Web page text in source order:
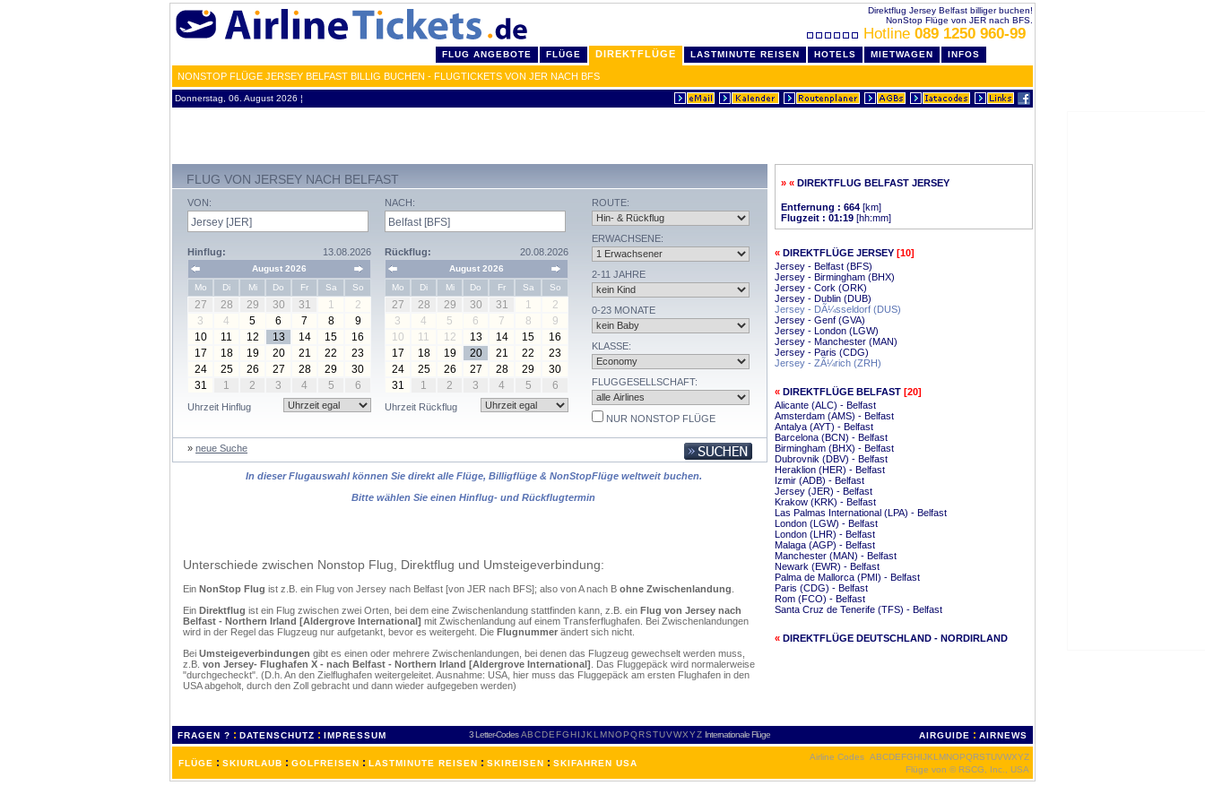
Direktflug Jersey Belfast billiger buchen!
NonStop Flüge von JER nach BFS.
Hotline 089 1250 960-99
FLUG ANGEBOTE FLÜGE DIREKTFLÜGE LASTMINUTE REISEN HOTELS MIETWAGEN INFOS
NONSTOP FLÜGE JERSEY BELFAST BILLIG BUCHEN - FLUGTICKETS VON JER NACH BFS
Donnerstag, 06. August 2026 ¦
FLUG VON JERSEY NACH BELFAST
VON:
Hinflug: 13.08.2026
August 2026
Mo
Di Mi Do Fr Sa So
27 28 29 30 31 1
2
3
4 5 6 7 8
9
10
11 12 13 14 15
16
17
18 19 20 21 22
23
24
25 26 27 28 29
30
31
1 2 3 4 5 6
Uhrzeit Hinflug
NACH:
Rückflug: 20.08.2026
August 2026
Mo
Di Mi Do Fr Sa So
27 28 29 30 31 1
2
3
4 5 6 7 8
9
10
11 12 13 14 15
16
17
18 19 20 21 22
23
24
25 26 27 28 29
30
31
1 2 3 4 5 6
Uhrzeit Rückflug
ROUTE:
ERWACHSENE:
2-11 JAHRE
0-23 MONATE
KLASSE:
FLUGGESELLSCHAFT:
NUR NONSTOP FLÜGE
» neue Suche
In dieser Flugauswahl können Sie direkt alle Flüge, Billigflüge & NonStopFlüge weltweit buchen.
Bitte wählen Sie einen Hinflug- und Rückflugtermin
Unterschiede zwischen Nonstop Flug, Direktflug und Umsteigeverbindung:
Ein NonStop Flug ist z.B. ein Flug von Jersey nach Belfast [von JER nach BFS]; also von A nach B ohne Zwischenlandung
Ein Direktflug ist ein Flug zwischen zwei Orten, bei dem eine Zwischenlandung stattfinden kann, z.B. ein Flug von Jersey nach
Belfast - Northern Irland [Aldergrove International] mit Zwischenlandung auf einem Transferflughafen. Bei Zwischenlandungen
wird in der Regel das Flugzeug nur aufgetankt, bevor es weitergeht. Die Flugnummer ändert sich nicht.
Bei Umsteigeverbindungen gibt es einen oder mehrere Zwischenlandungen, bei denen das Flugzeug gewechselt werden muss,
z.B. von Jersey- Flughafen X - nach Belfast - Northern Irland [Aldergrove International] . Das Fluggepäck wird normalerweise
"durchgecheckt". (D.h. An den Zielflughafen weitergeleitet. Ausnahme: USA, hier muss das Fluggepäck am ersten Flughafen in den
USA abgeholt, durch den Zoll gebracht und dann wieder aufgegeben werden)
» « DIREKTFLUG BELFAST JERSEY
Entfernung : 664 [km]
Flugzeit : 01:19 [hh:mm]
« DIREKTFLÜGE JERSEY [10]
Jersey - Belfast (BFS)
Jersey - Birmingham (BHX)
Jersey - Cork (ORK)
Jersey - Dublin (DUB)
Jersey - DÃ¼sseldorf (DUS)
Jersey - Genf (GVA)
Jersey - London (LGW)
Jersey - Manchester (MAN)
Jersey - Paris (CDG)
Jersey - ZÃ¼rich (ZRH)
« DIREKTFLÜGE BELFAST [20]
Alicante (ALC) - Belfast
Amsterdam (AMS) - Belfast
Antalya (AYT) - Belfast
Barcelona (BCN) - Belfast
Birmingham (BHX) - Belfast
Dubrovnik (DBV) - Belfast
Heraklion (HER) - Belfast
Izmir (ADB) - Belfast
Jersey (JER) - Belfast
Krakow (KRK) - Belfast
Las Palmas International (LPA) - Belfast
London (LGW) - Belfast
London (LHR) - Belfast
Malaga (AGP) - Belfast
Manchester (MAN) - Belfast
Newark (EWR) - Belfast
Palma de Mallorca (PMI) - Belfast
Paris (CDG) - Belfast
Rom (FCO) - Belfast
Santa Cruz de Tenerife (TFS) - Belfast
« DIREKTFLÜGE DEUTSCHLAND - NORDIRLAND
FRAGEN ? : DATENSCHUTZ : IMPRESSUM 3 Letter-Codes ABCDEFGH IJKL MNOPQRSTUVWXYZ Internationale Flüge AIRGUIDE : AIRNEWS
FLÜGE : SKIURLAUB : GOLFREISEN : LASTMINUTE REISEN : SKIREISEN : SKIFAHREN USA
Airline Codes ABCDEFGHIJKL MNOPQRSTUVWXYZ
Flüge von © RSCG, Inc., USA